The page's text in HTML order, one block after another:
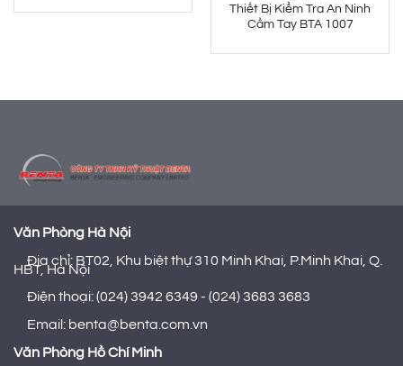
Thiết Bị Kiểm Tra An Ninh
Cầm Tay BTA 1007
Văn Phòng Hà Nội
Địa chỉ: BT02, Khu biệt thự 310 Minh Khai, P.Minh Khai, Q.
HBT, Hà Nội
Điện thoại: (024) 3942 6349 - (024) 3683 3683
Email: benta@benta.com.vn
Văn Phòng Hồ Chí Minh